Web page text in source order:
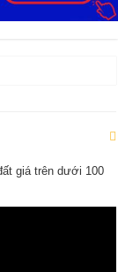
trọn gói
Bình Dương
giá trên dưới 100